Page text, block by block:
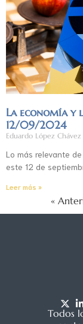
La economía y
12/09/2024
Eduardo López Chávez
Lo más relevante
este 12 de
Leer más »
«
Todos